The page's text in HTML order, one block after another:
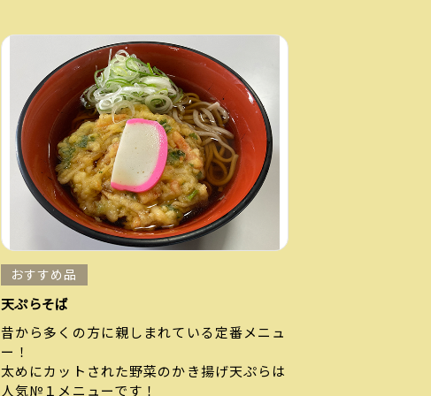
おすすめ品
天ぷらそば
昔から多くの方に親しまれている定番メニュ
ー！
太めにカットされた野菜のかき揚げ天ぷらは
人気№１メニューです！